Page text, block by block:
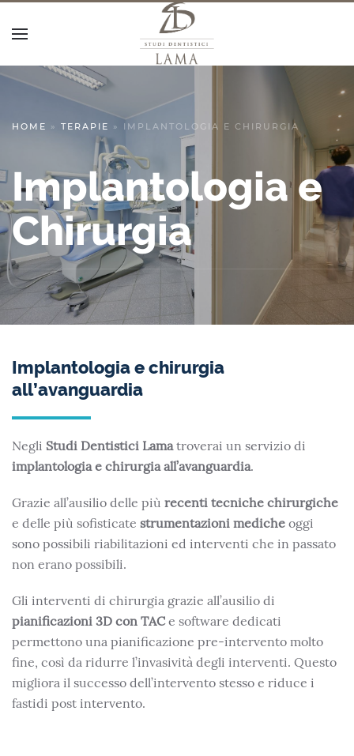
HOME » TERAPIE » IMPLANTOLOGIA E CHIRURGIA
Implantologia e
Chirurgia
Implantologia e chirurgia
all’avanguardia
Negli Studi Dentistici Lamatroverai un servizio di
implantologia e chirurgia all’avanguardia.
Grazie all’ausilio delle più recenti tecniche chirurgiche
e delle più sofisticate strumentazioni mediche oggi
sono possibili riabilitazioni ed interventi che in passato
non erano possibili.
Gli interventi di chirurgia grazie all’ausilio di
pianificazioni 3D con TACe software dedicati
permettono una pianificazione pre-intervento molto
fine, così da ridurre l’invasività degli interventi. Questo
migliora il successo dell’intervento stesso e riduce i
fastidi post intervento.